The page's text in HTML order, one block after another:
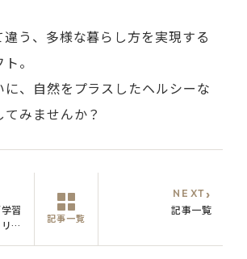
う、多様な暮らし方を実現する
。
、自然をプラスしたヘルシーな
みませんか？
習
ッ
記事一覧
NEXT›
記事一覧